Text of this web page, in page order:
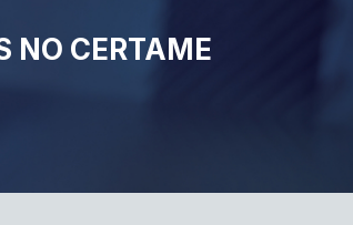
NO CERTAME